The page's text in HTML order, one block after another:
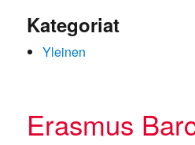
Kategoriat
Yleinen
Erasmus